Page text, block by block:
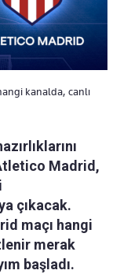
kanalda, canlı
Madrid,
çıkacak.
maçı hangi
merak
başladı.